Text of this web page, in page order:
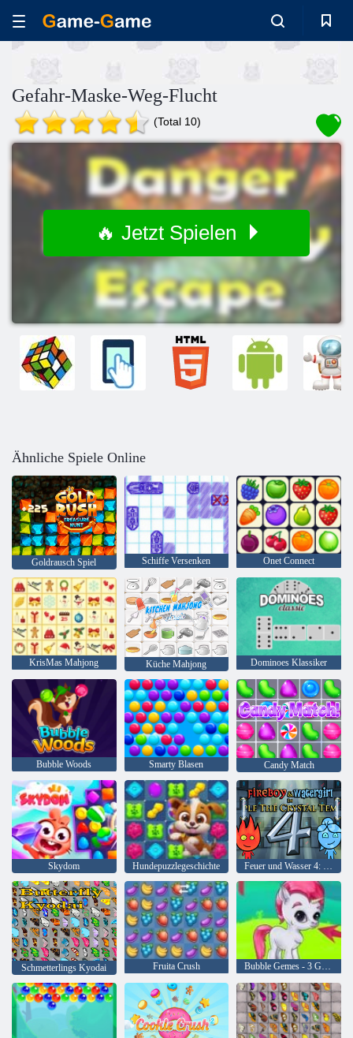
Gefahr-Maske-Weg-Flucht
(Total 10)
🔥 Jetzt Spielen
Ähnliche Spiele Online
Goldrausch Spiel Schiffe Versenken Onet Connect
KrisMas Mahjong Küche Mahjong Dominoes Klassiker
Bubble Woods Smarty Blasen Candy Match
Skydom Hundepuzzlegeschichte Feuer und Wasser 4: Kristalltempel
Schmetterlings Kyodai Fruita Crush Bubble Gemes - 3 Gewinnt